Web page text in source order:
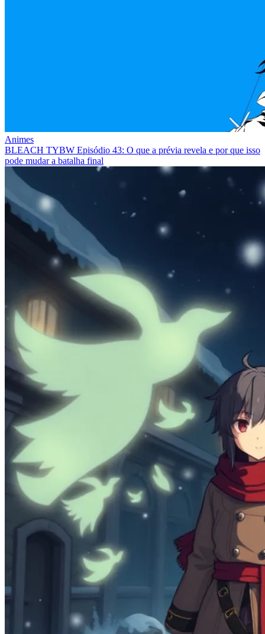
Animes
BLEACH TYBW Episódio 43: O que a prévia revela e por que isso
pode mudar a batalha final